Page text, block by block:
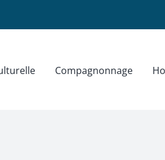
Compagnonnage